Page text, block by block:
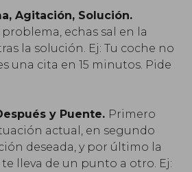
Agitación, Solución.
echas sal en la
la solución. Ej: Tu coche no
una cita en 15 minutos. Pide
y Puente. Primero
actual, en segundo
deseada, y por último la
lleva de un punto a otro. Ej: